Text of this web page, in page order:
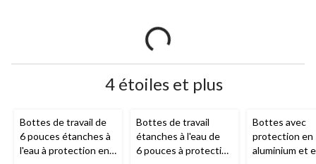
4 étoiles et plus
Bottes de travail de
6 pouces étanches à
l'eau à protection en
Bottes de travail
étanches à l'eau de
6 pouces à protection
Bottes avec
protection en
aluminium et